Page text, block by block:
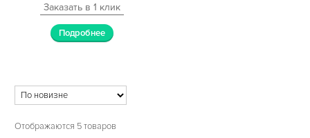
Заказать в 1 клик
Подробнее
Отображаются 5 товаров